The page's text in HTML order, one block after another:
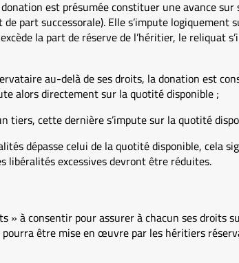
est présumée constituer une avance
part successorale). Elle s’impute logiquement
la part de réserve de l’héritier, le reliquat
au-delà de ses droits, la donation est
alors directement sur la quotité disponible ;
tiers, cette dernière s’impute sur la quotité
dépasse celui de la quotité disponible, cela
libéralités excessives devront être réduites.
à consentir pour assurer à chacun ses droits
être mise en œuvre par les héritiers